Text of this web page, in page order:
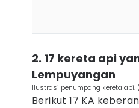
2. 17 kereta api
Lempuyangan
Ilustrasi penumpang kereta api.
Berikut 17 KA